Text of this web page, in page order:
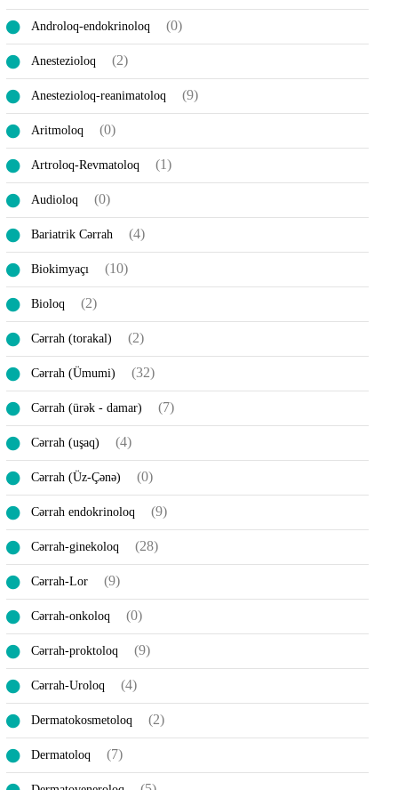
Androloq-endokrinoloq (0)
Anestezioloq (2)
Anestezioloq-reanimatoloq (9)
Aritmoloq (0)
Artroloq-Revmatoloq (1)
Audioloq (0)
Bariatrik Cərrah (4)
Biokimyaçı (10)
Bioloq (2)
Cərrah (torakal) (2)
Cərrah (Ümumi) (32)
Cərrah (ürək - damar) (7)
Cərrah (uşaq) (4)
Cərrah (Üz-Çənə) (0)
Cərrah endokrinoloq (9)
Cərrah-ginekoloq (28)
Cərrah-Lor (9)
Cərrah-onkoloq (0)
Cərrah-proktoloq (9)
Cərrah-Uroloq (4)
Dermatokosmetoloq (2)
Dermatoloq (7)